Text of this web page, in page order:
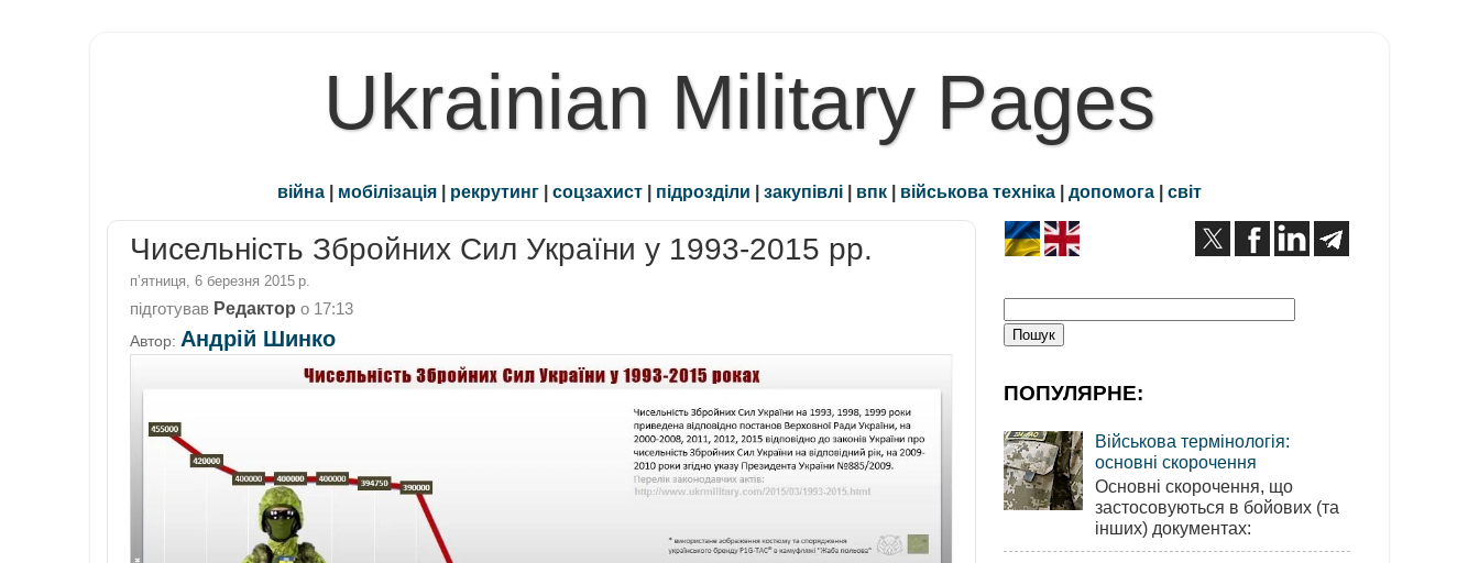
Ukrainian Military Pages
війна | мобілізація | рекрутинг | соцзахист | підрозділи | закупівлі | впк | військова техніка | допомога | світ
Чисельність Збройних Сил України у 1993-2015 рр.
пʼятниця, 6 березня 2015 р.
підготував Редактор о 17:13
Автор: Андрій Шинко
ПОПУЛЯРНЕ:
Військова термінологія:
основні скорочення
Основні скорочення, що
застосовуються в бойових (та
інших) документах: